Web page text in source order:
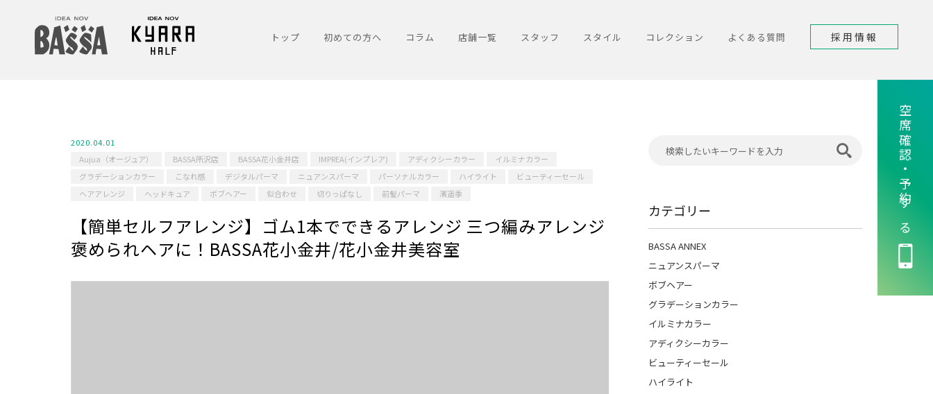
トップ 初めての方へ コラム 店舗一覧 スタッフ スタイル コレクション よくある質問 採用情報
2020.04.01
Aujua（オージュア）
BASSA所沢店 BASSA花小金井店 IMPREA(インプレア) アディクシーカラー
イルミナカラー
グラデーションカラー
こなれ感 デジタルパーマ ニュアンスパーマ パーソナルカラー ハイライト
ビューティーセール
ヘアアレンジ
ヘッドキュア ボブヘアー 似合わせ 切りっぱなし 前髪パーマ 濱遥季
【簡単セルフアレンジ】ゴム1本でできるアレンジ 三つ編みアレンジ
褒められヘアに！BASSA花小金井/花小金井美容室
カテゴリー
BASSA ANNEX
ニュアンスパーマ
ボブヘアー
グラデーションカラー
イルミナカラー
アディクシーカラー
ビューティーセール
ハイライト
空席確認・予約する